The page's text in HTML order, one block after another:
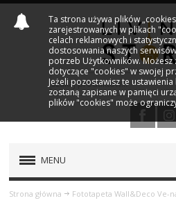
MENU
PRODUKTY
Strona główna Fototapeta Wall&Deco Ve-
Ta strona używa plików
zarejestrowanych w plikach
celach reklamowych i
dostosowania naszych
potrzeb Użytkowników. Możesz
dotyczące "cookies" w swojej
Jeżeli pozostawisz te
zostaną zapisane w pamięci
plików "cookies" może